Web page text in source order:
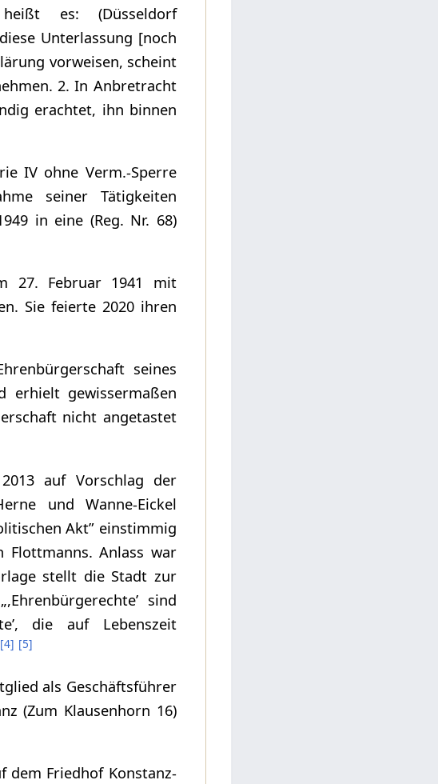
heißt es: (Düsseldorf
Unterlassung [noch
vorweisen, scheint
2. In Anbretracht
erachtet, ihn binnen
IV ohne Verm.-Sperre
seiner Tätigkeiten
in eine (Reg. Nr. 68)
27. Februar 1941 mit
Sie feierte 2020 ihren
seines
erhielt gewissermaßen
nicht angetastet
auf Vorschlag der
und Wanne-Eickel
Akt” einstimmig
Flottmanns. Anlass war
stellt die Stadt zur
sind
die auf Lebenszeit
[4] [5]
als Geschäftsführer
(Zum Klausenhorn 16)
Friedhof Konstanz-